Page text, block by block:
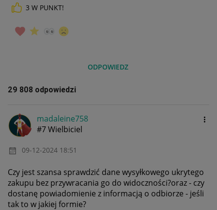
3 W PUNKT!
ODPOWIEDZ
29 808 odpowiedzi
madaleine758
#7 Wielbiciel
‎09-12-2024 18:51
Czy jest szansa sprawdzić dane wysyłkowego ukrytego
zakupu bez przywracania go do widoczności?oraz - czy
dostanę powiadomienie z informacją o odbiorze - jeśli
tak to w jakiej formie?